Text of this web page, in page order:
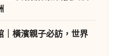
｜橫濱親子必訪，世界